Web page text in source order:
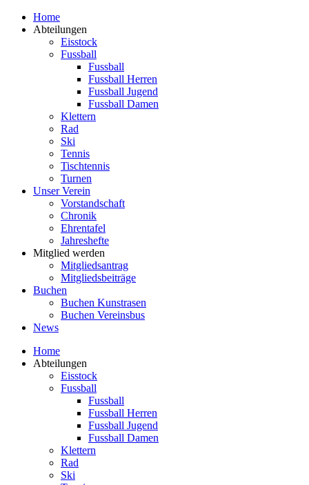
Zum
Inhalt
Home
Abteilungen
Eisstock
Fussball
Fussball
Fussball Herren
Fussball Jugend
Fussball Damen
Klettern
Rad
Ski
Tennis
Tischtennis
Turnen
Unser Verein
Vorstandschaft
Chronik
Ehrentafel
Jahreshefte
Mitglied werden
Mitgliedsantrag
Mitgliedsbeiträge
Buchen
Buchen Kunstrasen
Buchen Vereinsbus
News
Home
Abteilungen
Eisstock
Fussball
Fussball
Fussball Herren
Fussball Jugend
Fussball Damen
Klettern
Rad
Ski